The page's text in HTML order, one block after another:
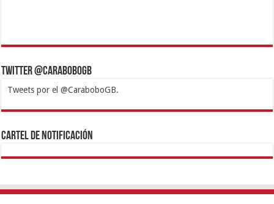
Twitter @CaraboboGB
Tweets por el @CaraboboGB.
1xbetBetturkeyBetistKralbetSupertotobetTipobetMatadorbetMariobet
https://mvbcasino.com/
Cartel de Notificación